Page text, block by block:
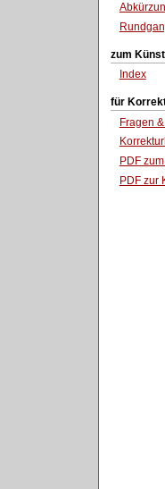
zum
Index
für
Fragen
PDF
PDF zur